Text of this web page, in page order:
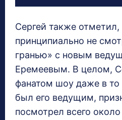
Сергей также отметил,
принципиально не
гранью» с новым
Еремеевым. В целом,
фанатом шоу даже в то
был его ведущим,
посмотрел всего